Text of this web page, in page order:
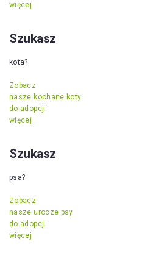
więcej
Szukasz
kota?
Zobacz
nasze kochane koty
do adopcji
więcej
Szukasz
psa?
Zobacz
nasze urocze psy
do adopcji
więcej